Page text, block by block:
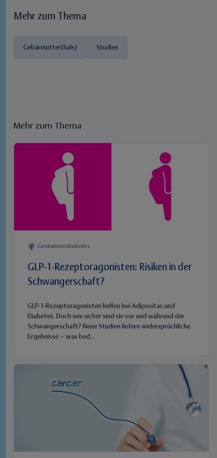
Mehr zum Thema
Gebärmutter(hals) Studien
Mehr zum Thema
Gestationsdiabetes
GLP-1-Rezeptoragonisten: Risiken in der
Schwangerschaft?
GLP-1-Rezeptoragonisten helfen bei Adipositas und
Diabetes. Doch wie sicher sind sie vor und während der
Schwangerschaft? Neue Studien liefern widersprüchliche
Ergebnisse – was bed...